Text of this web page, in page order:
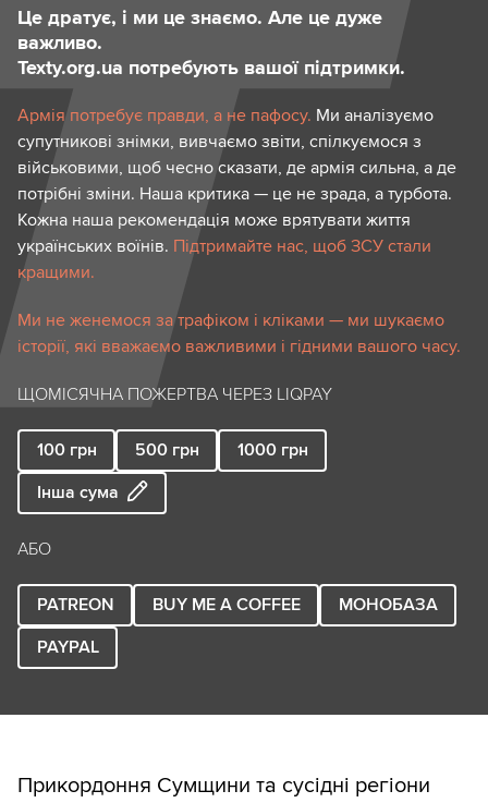
Цезій-137 і стронцій-90 небезпечні, якщо
потрапляють в організм із їжею, водою
або пилом, оскільки втручаються в
природні біологічні процеси і починають
опромінювати тканини зсередини.
Цезій-137 накопичується переважно в
м’яких тканинах (м’язах, серці) й може
спричиняти хронічне внутрішнє
опромінення, підвищувати ризик
онкологічних захворювань.
Стронцій-90 поводиться як кальцій,
мозку, ушкоджує систему кровотворення,
підвищує ризик лейкемії та інших
захворювань крові.
організмі й опромінювати його
зсередини, навіть якщо в довкіллі рівень
їх низький.
Також у локальних «гарячих плямах»
переносяться лише з важкими
Це дратує, і ми це знаємо. Але це дуже
важливо.
Texty.org.ua потребують вашої підтримки.
Армія потребує правди, а не пафосу. Ми аналізуємо
супутникові знімки, вивчаємо звіти, спілкуємося з
військовими, щоб чесно сказати, де армія сильна, а де
потрібні зміни. Наша критика — це не зрада, а турбота.
Кожна наша рекомендація може врятувати життя
українських воїнів. Підтримайте нас, щоб ЗСУ стали
кращими.
Ми не женемося за трафіком і кліками — ми шукаємо
історії, які вважаємо важливими і гідними вашого часу.
ЩОМІСЯЧНА ПОЖЕРТВА ЧЕРЕЗ LIQPAY
100 грн 500 грн 1000 грн
Інша сума
АБО
PATREON BUY ME A COFFEE
МОНОБАЗА
PAYPAL
Прикордоння Сумщини та сусідні регіони